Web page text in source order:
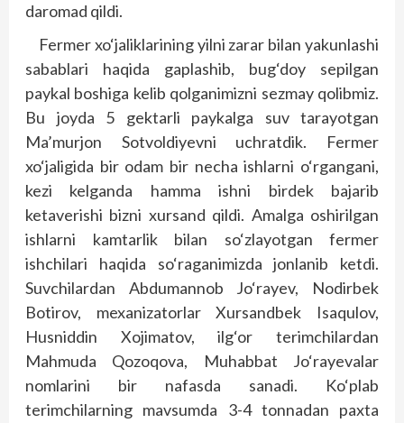
daromad qildi.
Fermer xo‘jaliklarining yilni zarar bilan yakunlashi
sabablari haqida gaplashib, bug‘doy sepilgan
paykal boshiga kelib qolganimizni sezmay qolibmiz.
Bu joyda 5 gektarli paykalga suv tarayotgan
Ma’murjon Sotvoldiyevni uchratdik. Fermer
xo‘jaligida bir odam bir necha ishlarni o‘rgangani,
kezi kelganda hamma ishni birdek bajarib
ketaverishi bizni xursand qildi. Amalga oshirilgan
ishlarni kamtarlik bilan so‘zlayotgan fermer
ishchilari haqida so‘raganimizda jonlanib ketdi.
Suvchilardan Abdumannob Jo‘rayev, Nodirbek
Botirov, mexanizatorlar Xursandbek Isaqulov,
Husniddin Xojimatov, ilg‘or terimchilardan
Mahmuda Qozoqova, Muhabbat Jo‘rayevalar
nomlarini bir nafasda sanadi. Ko‘plab
terimchilarning mavsumda 3-4 tonnadan paxta